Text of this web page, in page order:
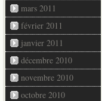
mars 2011
février 2011
janvier 2011
décembre 2010
novembre 2010
octobre 2010